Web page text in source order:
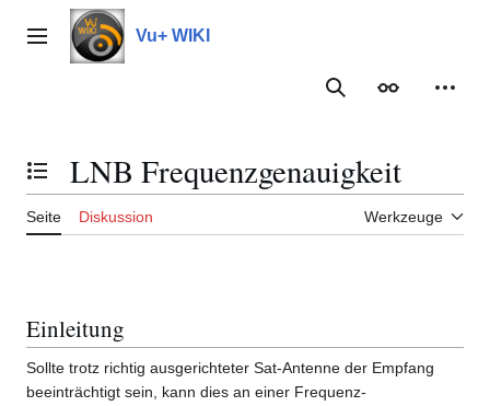
Inhalt
springenHauptmenü Vu+ WIKI
Suche
Inhaltsverzeichnis umschalten
LNB Frequenzgenauigkeit
Seite Diskussion Werkzeuge
Einleitung
Sollte trotz richtig ausgerichteter Sat-Antenne der Empfang
beeinträchtigt sein, kann dies an einer Frequenz-